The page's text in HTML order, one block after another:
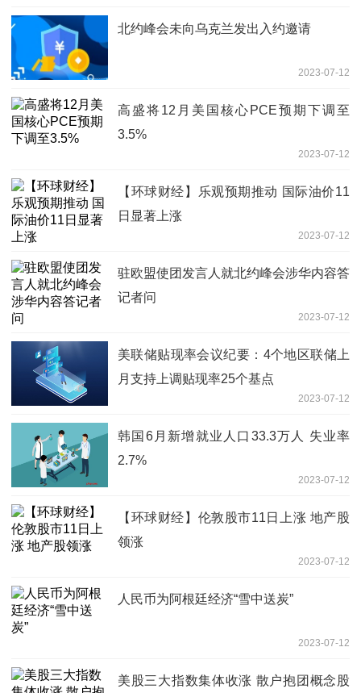
北约峰会未向乌克兰发出入约邀请
2023-07-12
高盛将12月美国核心PCE预期下调至
3.5%
2023-07-12
【环球财经】乐观预期推动 国际油价11
日显著上涨
2023-07-12
驻欧盟使团发言人就北约峰会涉华内容答
记者问
2023-07-12
美联储贴现率会议纪要：4个地区联储上
月支持上调贴现率25个基点
2023-07-12
韩国6月新增就业人口33.3万人 失业率
2.7%
2023-07-12
【环球财经】伦敦股市11日上涨 地产股
领涨
2023-07-12
人民币为阿根廷经济“雪中送炭”
2023-07-12
美股三大指数集体收涨 散户抱团概念股